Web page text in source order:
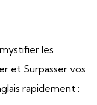
les
et Surpasser vos
rapidement :